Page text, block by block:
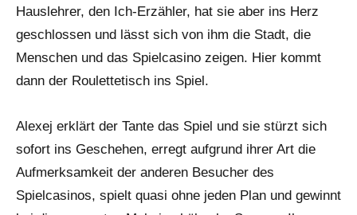
Hauslehrer, den Ich-Erzähler, hat sie aber ins Herz
geschlossen und lässt sich von ihm die Stadt, die
Menschen und das Spielcasino zeigen. Hier kommt
dann der Roulettetisch ins Spiel.
Alexej erklärt der Tante das Spiel und sie stürzt sich
sofort ins Geschehen, erregt aufgrund ihrer Art die
Aufmerksamkeit der anderen Besucher des
Spielcasinos, spielt quasi ohne jeden Plan und gewinnt